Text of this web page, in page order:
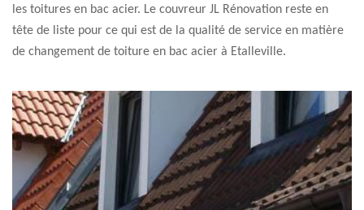
les toitures en bac acier. Le couvreur JL Rénovation reste en
tête de liste pour ce qui est de la qualité de service en matière
de changement de toiture en bac acier à Etalleville.